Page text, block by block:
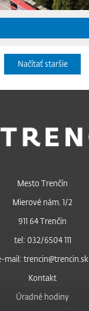
Načítať staršie
Mesto Trenčín
Mierové nám. 1/2
911 64 Trenčín
tel: 032/6504 111
mail: trencin@trencin.sk
Kontakt
Úradné hodiny